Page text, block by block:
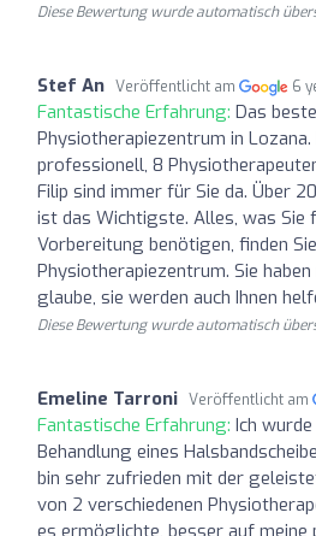
Diese Bewertung wurde automatisch
Stef An Veröffentlicht am 6
Fantastische Erfahrung: Das beste
Physiotherapiezentrum in
professionell, 8
Filip sind immer für Sie da. Über
ist das Wichtigste. Alles, was Sie
Vorbereitung benötigen, finden
Physiotherapiezentrum. Sie
glaube, sie werden auch Ihnen
Diese Bewertung wurde automatisch
Emeline Tarroni Veröffentlicht am
Fantastische Erfahrung: Ich
Behandlung eines
bin sehr zufrieden mit der
von 2 verschiedenen
es ermöglichte, besser auf meine